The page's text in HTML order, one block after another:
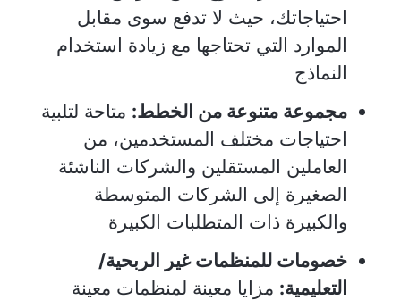
احتياجاتك، حيث لا تدفع سوى مقابل
الموارد التي تحتاجها مع زيادة استخدام
النماذج
مجموعة متنوعة من الخطط: متاحة لتلبية
احتياجات مختلف المستخدمين، من
العاملين المستقلين والشركات الناشئة
الصغيرة إلى الشركات المتوسطة
والكبيرة ذات المتطلبات الكبيرة
خصومات للمنظمات غير الربحية/
التعليمية: مزايا معينة لمنظمات معينة